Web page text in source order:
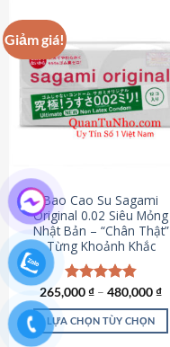
Giảm giá!
Bao Cao Su Sagami
Original 0.02 Siêu Mỏng
Nhật Bản – “Chân Thật”
Từng Khoảnh Khắc
Được xếp
hạng4.87
5 sao
265,000₫ – 480,000₫
LỰA CHỌN TÙY CHỌN